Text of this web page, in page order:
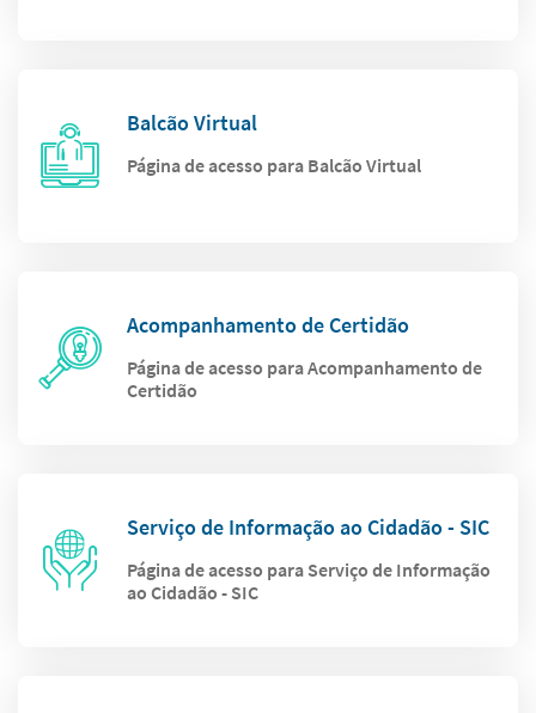
Balcão Virtual
Página de acesso para Balcão Virtual
Acompanhamento de Certidão
Página de acesso para Acompanhamento de
Certidão
Serviço de Informação ao Cidadão - SIC
Página de acesso para Serviço de Informação
ao Cidadão - SIC